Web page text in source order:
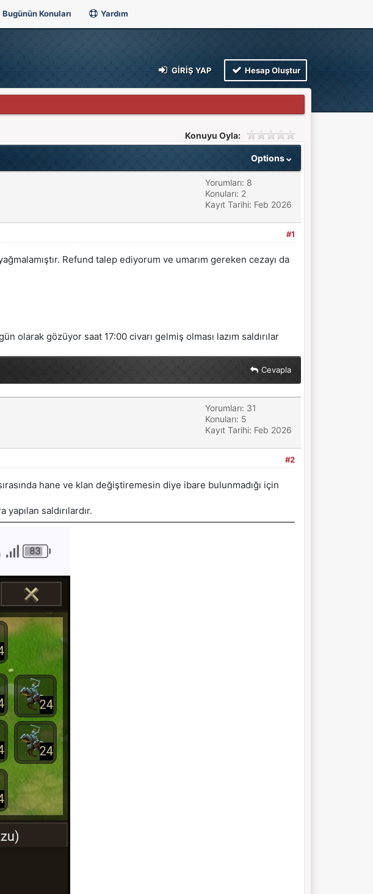
Bugünün Konuları Yardım
GIRIŞ YAP Hesap Oluştur
Konuyu Oyla:
Options
Yorumları: 8
Konuları: 2
Kayıt Tarihi: Feb 2026
#1
Refund talep ediyorum ve umarım gereken cezayı da
olarak gözüyor saat 17:00 civarı gelmiş olması lazım saldırılar
Cevapla
Yorumları: 31
Konuları: 5
Kayıt Tarihi: Feb 2026
#2
hane ve klan değiştiremesin diye ibare bulunmadığı için
saldırılardır.